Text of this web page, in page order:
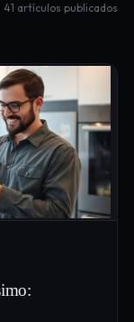
41 artículos publicados